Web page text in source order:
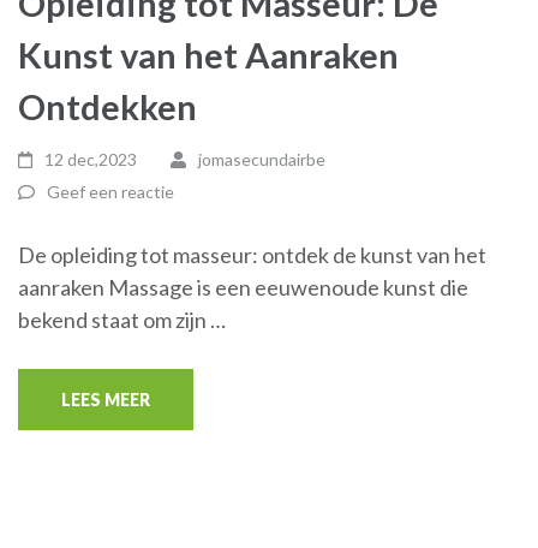
Kunst van het Aanraken
Ontdekken
12 dec,2023
jomasecundairbe
Geef een reactie
De opleiding tot masseur: ontdek de kunst van het
aanraken Massage is een eeuwenoude kunst die
bekend staat om zijn …
LEES MEER